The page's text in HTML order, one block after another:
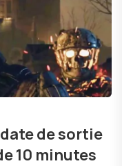
de sortie
10 minutes